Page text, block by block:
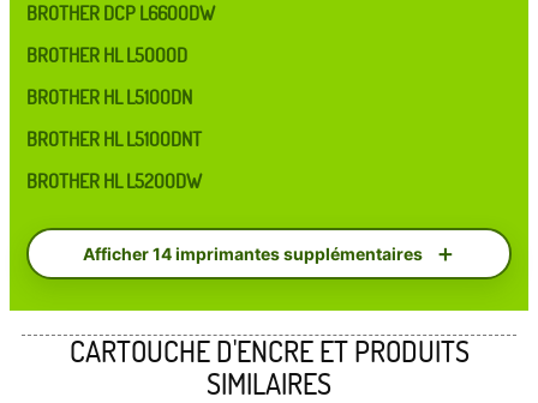
BROTHER DCP L6600DW
BROTHER HL L5000D
BROTHER HL L5100DN
BROTHER HL L5100DNT
BROTHER HL L5200DW
Afficher 14 imprimantes supplémentaires
CARTOUCHE D'ENCRE ET PRODUITS
SIMILAIRES